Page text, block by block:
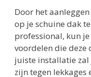
Door het
op je schuine dak
professional, kun
voordelen die
juiste installatie
zijn tegen lekkages